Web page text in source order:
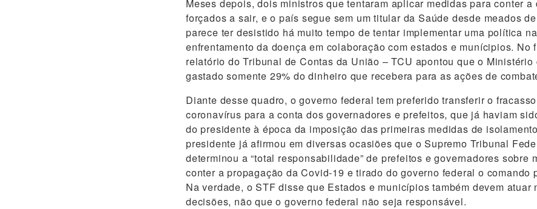
Meses depois, dois ministros que tentaram aplicar medidas para conter a
forçados a sair, e o país segue sem um titular da Saúde desde meados
parece ter desistido há muito tempo de tentar implementar uma política
enfrentamento da doença em colaboração com estados e munícipios. No
relatório do Tribunal de Contas da União – TCU apontou que o
gastado somente 29% do dinheiro que recebera para as ações de
Diante desse quadro, o governo federal tem preferido transferir o
coronavírus para a conta dos governadores e prefeitos, que já haviam
do presidente à época da imposição das primeiras medidas de
presidente já afirmou em diversas ocasiões que o Supremo Tribunal
determinou a “total responsabilidade” de prefeitos e governadores sobre
conter a propagação da Covid-19 e tirado do governo federal o comando
Na verdade, o STF disse que Estados e municípios também devem atuar
decisões, não que o governo federal não seja responsável.